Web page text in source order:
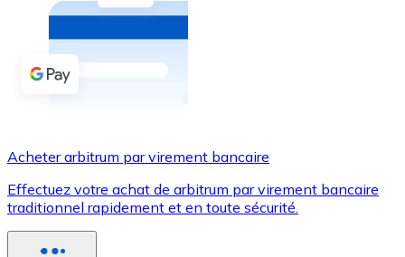
Achetez des cryptomonnaies en espèces et d'autres
Acheter avec espèces
Virement SEPA
Utilisez les cartes Visa et Mastercard pour acheter
Acheter avec carte
Acheter arbitrum par virement bancaire
Effectuez votre achat de arbitrum par virement bancaire
traditionnel rapidement et en toute sécurité.